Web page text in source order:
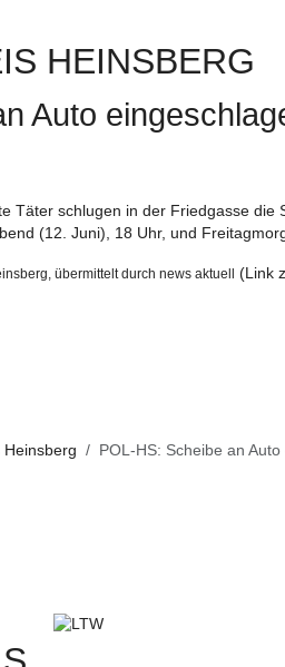
HEINSBERG
Auto
Täter schlugen in der Friedgasse die
(12. Juni), 18 Uhr, und
übermittelt durch news aktuel (Link
fährt in Hauswand und flüchtet
Heinsberg POL-HS: Scheibe an